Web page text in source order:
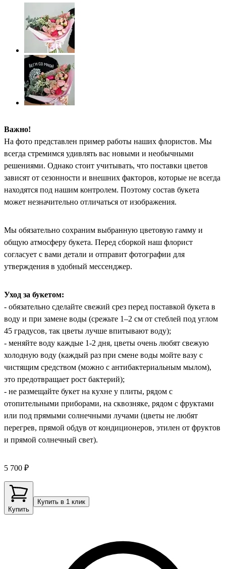
Важно!
На фото представлен пример работы наших флористов. Мы
всегда стремимся удивлять вас новыми и необычными
решениями. Однако стоит учитывать, что поставки цветов
зависят от сезонности и внешних факторов, которые не всегда
находятся под нашим контролем. Поэтому состав букета
может незначительно отличаться от изображения.
Мы обязательно сохраним выбранную цветовую гамму и
общую атмосферу букета. Перед сборкой наш флорист
согласует с вами детали и отправит фотографии для
утверждения в удобный мессенджер.
Уход за букетом:
- обязательно сделайте свежий срез перед поставкой букета в
воду и при замене воды (срежьте 1–2 см от стеблей под углом
45 градусов, так цветы лучше впитывают воду);
- меняйте воду каждые 1-2 дня, цветы очень любят свежую
холодную воду (каждый раз при смене воды мойте вазу с
чистящим средством (можно с антибактериальным мылом),
это предотвращает рост бактерий);
- не размещайте букет на кухне у плиты, рядом с
отопительными приборами, на сквозняке, рядом с фруктами
или под прямыми солнечными лучами (цветы не любят
перегрев, прямой обдув от кондиционеров, этилен от фруктов
и прямой солнечный свет).
5 700 ₽
Купить
Купить в 1 клик